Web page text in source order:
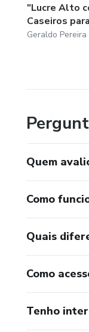
"Lucre Alto
Caseiros
Geraldo
Quem
Como
Quais
Como
Tenho